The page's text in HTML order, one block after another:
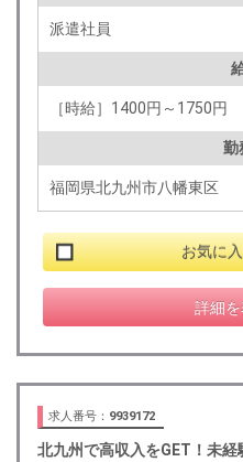
派遣社員
［時給］1400円～1750円
勤
福岡県北九州市八幡東区
お気に
詳細
求人番号： 9939172
北九州で高収入をGET！未経